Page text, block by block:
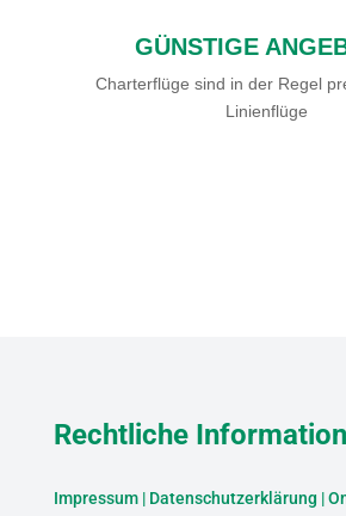
GÜNSTIGE
Charterflüge sind in der Regel
Linienflüge
Rechtliche
Impressum| Datenschutzerklärung |